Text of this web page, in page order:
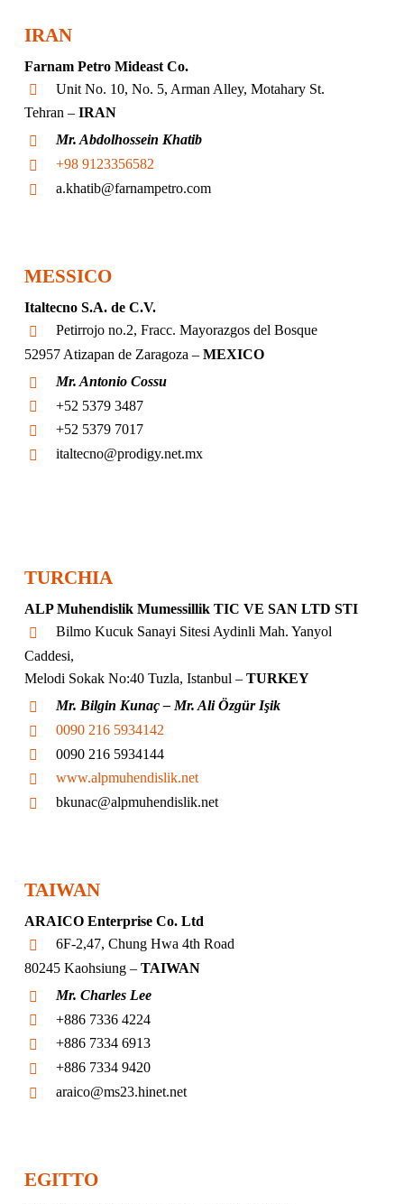
IRAN
Farnam Petro Mideast Co.
Unit No. 10, No. 5, Arman Alley, Motahary St.
Tehran – IRAN
Mr. Abdolhossein Khatib
+98 9123356582
a.khatib@farnampetro.com
MESSICO
Italtecno S.A. de C.V.
Petirrojo no.2, Fracc. Mayorazgos del Bosque
52957 Atizapan de Zaragoza – MEXICO
Mr. Antonio Cossu
+52 5379 3487
+52 5379 7017
italtecno@prodigy.net.mx
TURCHIA
ALP Muhendislik Mumessillik TIC VE SAN LTD STI
Bilmo Kucuk Sanayi Sitesi Aydinli Mah. Yanyol
Caddesi,
Melodi Sokak No:40 Tuzla, Istanbul – TURKEY
Mr. Bilgin Kunaç – Mr. Ali Özgür Işik
0090 216 5934142
0090 216 5934144
www.alpmuhendislik.net
bkunac@alpmuhendislik.net
TAIWAN
ARAICO Enterprise Co. Ltd
6F-2,47, Chung Hwa 4th Road
80245 Kaohsiung – TAIWAN
Mr. Charles Lee
+886 7336 4224
+886 7334 6913
+886 7334 9420
araico@ms23.hinet.net
EGITTO